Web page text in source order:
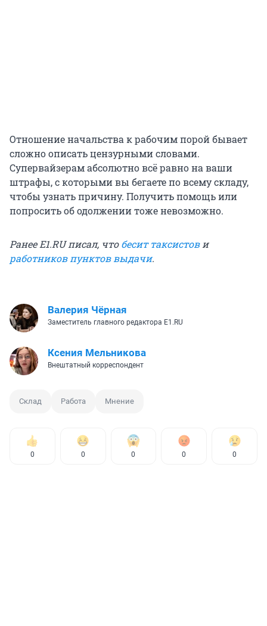
Отношение начальства к рабочим порой бывает
сложно описать цензурными словами.
Супервайзерам абсолютно всё равно на ваши
штрафы, с которыми вы бегаете по всему складу,
чтобы узнать причину. Получить помощь или
попросить об одолжении тоже невозможно.
Ранее E1.RU писал, чтобесит таксистови
работников пунктов выдачи.
Валерия Чёрная
Заместитель главного редактора E1.RU
Ксения Мельникова
Внештатный корреспондент
Склад Работа Мнение
0 0 0 0 0